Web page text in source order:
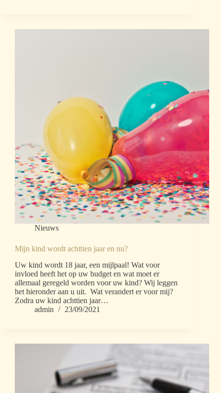
Nieuws
Mijn kind wordt achttien jaar en nu?
Uw kind wordt 18 jaar, een mijlpaal! Wat voor
invloed heeft het op uw budget en wat moet er
allemaal geregeld worden voor uw kind? Wij leggen
het hieronder aan u uit. Wat verandert er voor mij?
Zodra uw kind achttien jaar…
admin
23/09/2021